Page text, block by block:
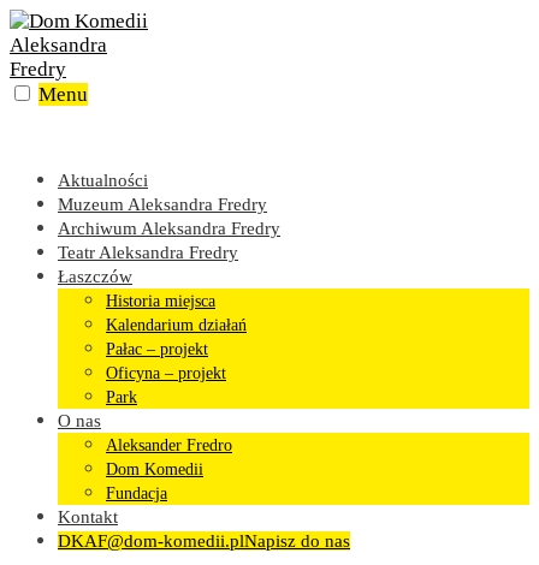
Skip
to
content
Menu
Aktualności
Muzeum Aleksandra Fredry
Archiwum Aleksandra Fredry
Teatr Aleksandra Fredry
Łaszczów
Historia miejsca
Kalendarium działań
Pałac – projekt
Oficyna – projekt
Park
O nas
Aleksander Fredro
Dom Komedii
Fundacja
Kontakt
DKAF@dom-komedii.plNapisz do nas